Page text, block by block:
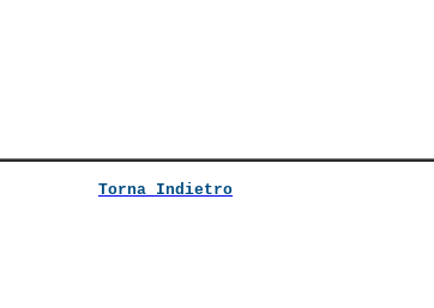
Torna Indietro